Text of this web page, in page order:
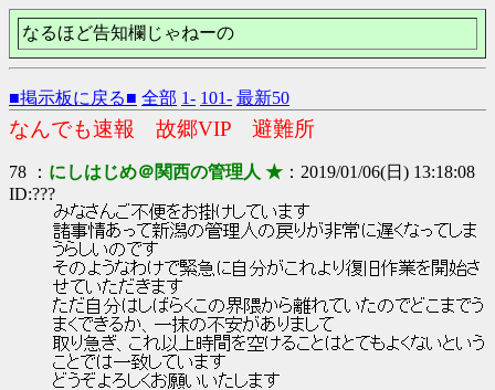
なるほど告知欄じゃねーの
■掲示板に戻る■ 全部 1- 101- 最新50
なんでも速報 故郷VIP 避難所
78 ： にしはじめ＠関西の管理人 ★ ：2019/01/06(日) 13:18:08
ID:???
みなさんご不便をお掛けしています
諸事情あって新潟の管理人の戻りが非常に遅くなってしま
うらしいのです
そのようなわけで緊急に自分がこれより復旧作業を開始さ
せていただきます
ただ自分はしばらくこの界隈から離れていたのでどこまでう
まくできるか、一抹の不安がありまして
取り急ぎ、これ以上時間を空けることはとてもよくないという
ことでは一致しています
どうぞよろしくお願いいたします